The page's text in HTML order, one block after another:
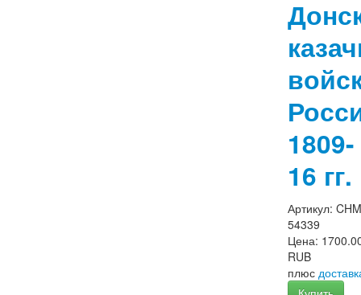
1809-
16 гг.
Артикул:
54339
Цена:
RUB
плюс